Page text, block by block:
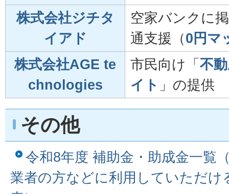
株式会社ジチタ
イアド
空家バンクに
通支援（0円マ
株式会社AGE te
chnologies
市民向け「 不
イト 」の提供
その他
令和8年度 補助金・助成金一覧
業者の方などに利用していただけ